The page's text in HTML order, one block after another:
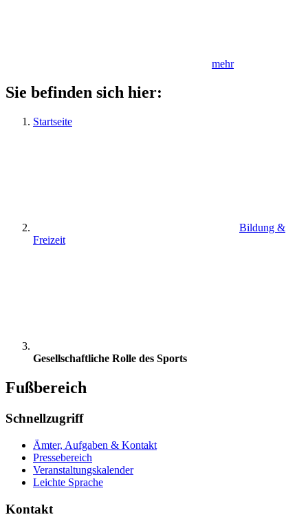
mehr
Sie befinden sich hier:
Startseite
Bildung &
Freizeit
Gesellschaftliche Rolle des Sports
Fußbereich
Schnellzugriff
Ämter, Aufgaben & Kontakt
Pressebereich
Veranstaltungskalender
Leichte Sprache
Kontakt